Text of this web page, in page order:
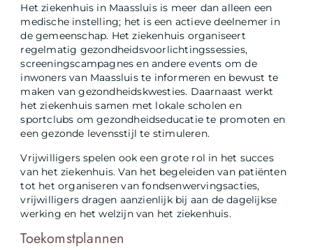
Het ziekenhuis in Maassluis is meer dan alleen een
medische instelling; het is een actieve deelnemer in
de gemeenschap. Het ziekenhuis organiseert
regelmatig gezondheidsvoorlichtingssessies,
screeningscampagnes en andere events om de
inwoners van Maassluis te informeren en bewust te
maken van gezondheidskwesties. Daarnaast werkt
het ziekenhuis samen met lokale scholen en
sportclubs om gezondheidseducatie te promoten en
een gezonde levensstijl te stimuleren.
Vrijwilligers spelen ook een grote rol in het succes
van het ziekenhuis. Van het begeleiden van patiënten
tot het organiseren van fondsenwervingsacties,
vrijwilligers dragen aanzienlijk bij aan de dagelijkse
werking en het welzijn van het ziekenhuis.
Toekomstplannen